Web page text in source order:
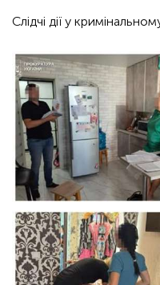
Слідчі дії у